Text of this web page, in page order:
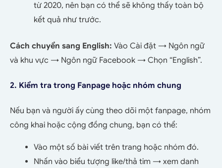
từ 2020, nên bạn có thể sẽ không thấy toàn bộ
kết quả như trước.
Cách chuyển sang English: Vào Cài đặt → Ngôn ngữ
và khu vực → Ngôn ngữ Facebook → Chọn “English”.
2. Kiểm tra trong Fanpage hoặc nhóm chung
Nếu bạn và người ấy cùng theo dõi một fanpage, nhóm
công khai hoặc cộng đồng chung, bạn có thể:
Vào một số bài viết trên trang hoặc nhóm đó.
Nhấn vào biểu tượng like/thả tim → xem danh